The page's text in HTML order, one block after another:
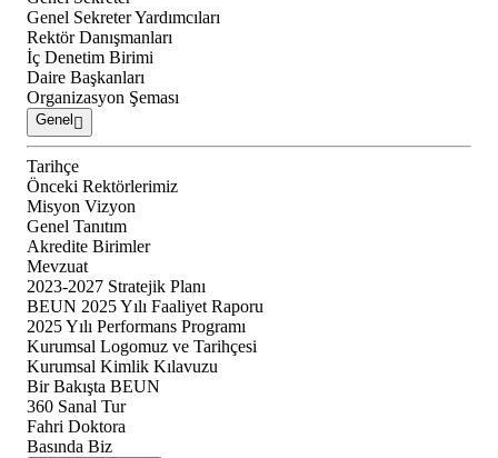
Genel Sekreter Yardımcıları
Rektör Danışmanları
İç Denetim Birimi
Daire Başkanları
Organizasyon Şeması
Genel
Tarihçe
Önceki Rektörlerimiz
Misyon Vizyon
Genel Tanıtım
Akredite Birimler
Mevzuat
2023-2027 Stratejik Planı
BEUN 2025 Yılı Faaliyet Raporu
2025 Yılı Performans Programı
Kurumsal Logomuz ve Tarihçesi
Kurumsal Kimlik Kılavuzu
Bir Bakışta BEUN
360 Sanal Tur
Fahri Doktora
Basında Biz